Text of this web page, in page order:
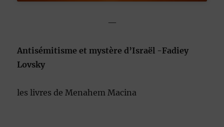
—
Antisémitisme et mystère d’Israël -Fadiey
Lovsky
les livres de Menahem Macina